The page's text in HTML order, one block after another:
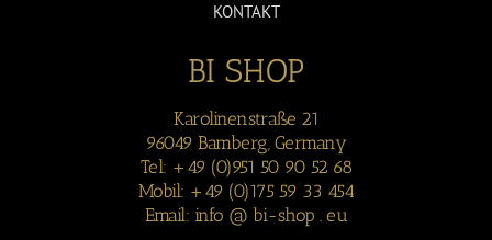
KONTAKT
BI SHOP
Karolinenstraße 21
96049 Bamberg, Germany
Tel: +49 (0)951 50 90 52 68
Mobil: +49 (0)175 59 33 454
Email: info @ bi-shop . eu